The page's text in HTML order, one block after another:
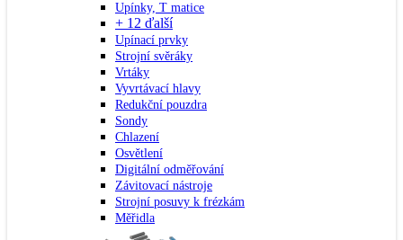
Upínky, T matice
+ 12 ďalší
Upínací prvky
Strojní svěráky
Vrtáky
Vyvrtávací hlavy
Redukční pouzdra
Sondy
Chlazení
Osvětlení
Digitální odměřování
Závitovací nástroje
Strojní posuvy k frézkám
Měřidla